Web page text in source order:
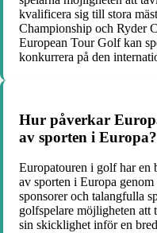
kvalificera sig till stora
Championship och Ryder
European Tour Golf kan
konkurrera på den
Hur påverkar
av sporten i Europa?
Europatouren i golf har en
av sporten i Europa
sponsorer och talangfulla
golfspelare möjligheten att
sin skicklighet inför en